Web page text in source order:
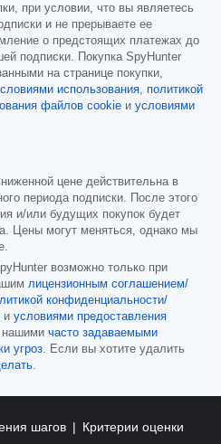
при условии, что вы являетесь
и не прерываете ее
о предстоящих платежах до
подписки. Покупка SpyHunter
на странице покупки,
использования, политикой
файлов cookie и условиями
цене действительна в
периода подписки. После этого
и/или будущих покупок будет
Цены могут меняться, однако мы
возможно только при
лицензионным соглашением/
конфиденциальности/
и условиями предоставления
нашими часто задаваемыми
угроз. Если вы хотите удалить
.
шагов
Критерии оценки